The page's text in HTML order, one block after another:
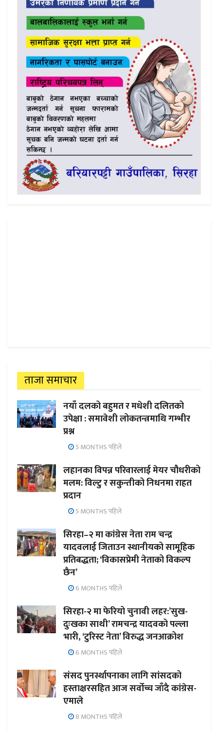
ताजा समाचार
नयाँ दलको बहुमत र मधेशी दलितको
उपेक्षा : समावेशी लोकतन्त्रमाथि गम्भीर
प्रश्न
5 MONTHS पहिले
लहानका विपन्न परिवारलाई मेयर चौधरीको
मलम: विल्टु र सकुन्तीको निधनमा राहत
प्रदान
5 MONTHS पहिले
सिरहा–२ मा कांग्रेस नेता राम चन्द्र
यादवलाई जिताउन स्थानीयको सामूहिक
प्रतिबद्धता; ‘विकासप्रेमी नेताको विकल्प
छैन’
6 MONTHS पहिले
सिरहा-२ मा फेरियो चुनावी लहर:’सुख-
दुःखका साथी’ रामचन्द्र यादवको पल्ला
भारी, ‘टुरिस्ट नेता’ विरुद्ध जनआक्रोश
6 MONTHS पहिले
संसद पुनर्स्थापनाका लागि सांसदको
हस्ताक्षरसहित आज सर्वोच्च जाँदै कांग्रेस-
एमाले
8 MONTHS पहिले